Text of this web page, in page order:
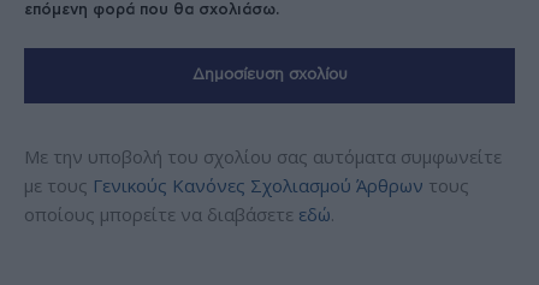
επόμενη φορά που θα σχολιάσω.
Με την υποβολή του σχολίου σας αυτόματα συμφωνείτε
με τους Γενικούς Κανόνες Σχολιασμού Άρθρων τους
οποίους μπορείτε να διαβάσετε εδώ.